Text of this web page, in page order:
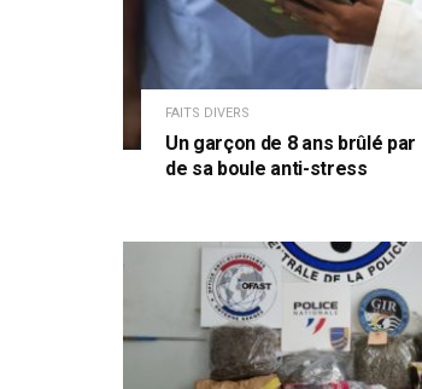
FAITS DIVERS
Un garçon de 8 ans brûlé par
de sa boule anti-stress